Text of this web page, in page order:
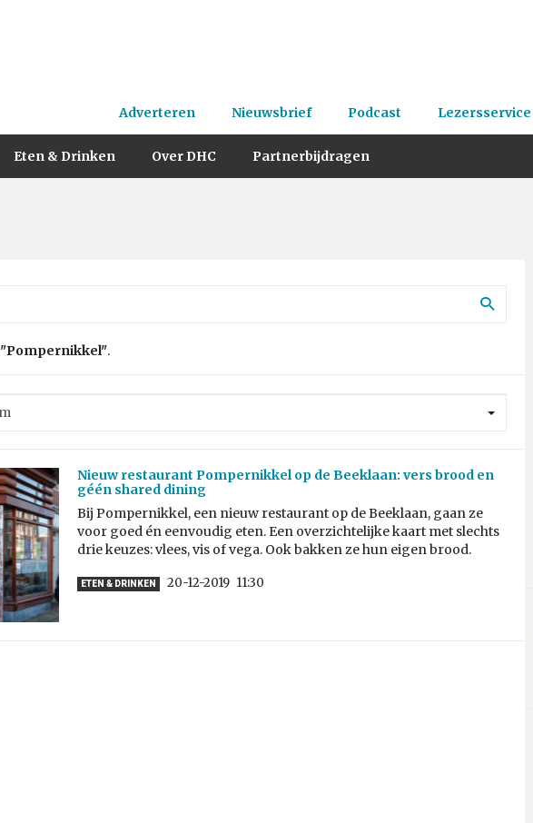
Adverteren Nieuwsbrief Podcast Lezersservice
Eten & Drinken Over DHC Partnerbijdragen
"Pompernikkel".
Nieuw restaurant Pompernikkel op de Beeklaan: vers brood en
géén shared dining
Bij Pompernikkel, een nieuw restaurant op de Beeklaan, gaan ze
voor goed én eenvoudig eten. Een overzichtelijke kaart met slechts
drie keuzes: vlees, vis of vega. Ook bakken ze hun eigen brood.
ETEN & DRINKEN 20-12-2019 11:30